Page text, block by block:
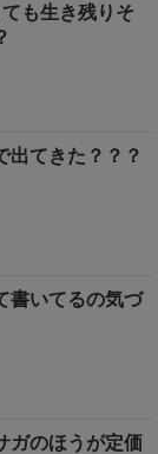
も生き残りそ
出てきた？？？
書いてるの気づ
ガのほうが定価